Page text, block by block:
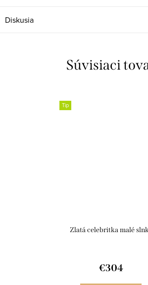
Diskusia
Súvisiaci
Tip
Zlatá celebritka malé
€304